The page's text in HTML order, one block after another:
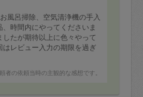
風呂掃除、空気清浄機の手入
時間内にやってくださいま
たが期待以上に色々やって
レビュー入力の期限を過ぎ
れてしまったのですが、い
者の依頼当時の主観的な感想です。